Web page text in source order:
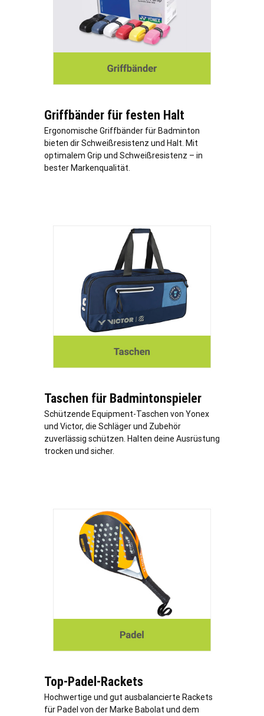
Griffbänder für festen Halt
Ergonomische Griffbänder für Badminton
bieten dir Schweißresistenz und Halt. Mit
optimalem Grip und Schweißresistenz – in
bester Markenqualität.
Taschen für Badmintonspieler
Schützende Equipment-Taschen von Yonex
und Victor, die Schläger und Zubehör
zuverlässig schützen. Halten deine Ausrüstung
trocken und sicher.
Top-Padel-Rackets
Hochwertige und gut ausbalancierte Rackets
für Padel von der Marke Babolat und dem